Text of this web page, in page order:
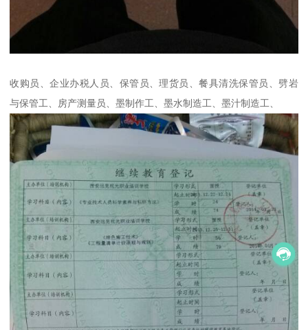
收购员、企业办税人员、保管员、理货员、餐具清洗保管员、劈岩
与保管工、房产测量员、墨制作工、墨水制造工、墨汁制造工、